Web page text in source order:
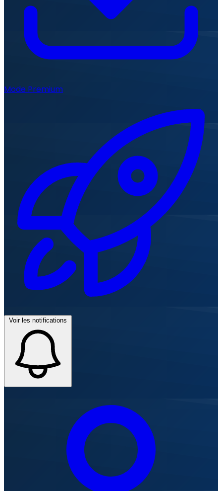
Mode Premium
Voir les notifications